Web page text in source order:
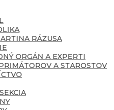
RÁZUSA
ORGÁN A EXPERTI
A STAROSTOV